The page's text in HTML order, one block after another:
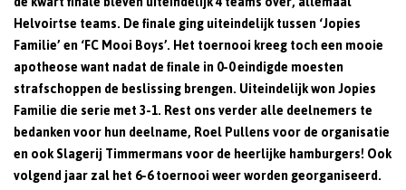
Helvoirtse teams. De finale ging uiteindelijk tussen ‘Jopies
Familie’ en ‘FC Mooi Boys’. Het toernooi kreeg toch een mooie
apotheose want nadat de finale in 0-0 eindigde moesten
strafschoppen de beslissing brengen. Uiteindelijk won Jopies
Familie die serie met 3-1. Rest ons verder alle deelnemers te
bedanken voor hun deelname, Roel Pullens voor de organisatie
en ook Slagerij Timmermans voor de heerlijke hamburgers! Ook
volgend jaar zal het 6-6 toernooi weer worden georganiseerd.